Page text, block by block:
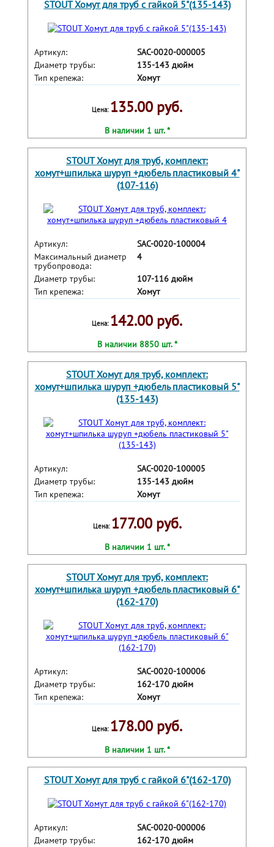
STOUT Хомут для труб с гайкой 5"(135-143)
Артикул:
SAC-0020-000005
Диаметр трубы:
135-143 дюйм
Тип крепежа:
Хомут
Цена: 135.00 руб.
В наличии 1 шт. *
STOUT Хомут для труб, комплект:
хомут+шпилька шуруп +дюбель пластиковый 4"
(107-116)
Артикул:
SAC-0020-100004
Максимальный диаметр
трубопровода:
4
Диаметр трубы:
107-116 дюйм
Тип крепежа:
Хомут
Цена: 142.00 руб.
В наличии 8850 шт. *
STOUT Хомут для труб, комплект:
хомут+шпилька шуруп +дюбель пластиковый 5"
(135-143)
Артикул:
SAC-0020-100005
Диаметр трубы:
135-143 дюйм
Тип крепежа:
Хомут
Цена: 177.00 руб.
В наличии 1 шт. *
STOUT Хомут для труб, комплект:
хомут+шпилька шуруп +дюбель пластиковый 6"
(162-170)
Артикул:
SAC-0020-100006
Диаметр трубы:
162-170 дюйм
Тип крепежа:
Хомут
Цена: 178.00 руб.
В наличии 1 шт. *
STOUT Хомут для труб с гайкой 6"(162-170)
Артикул:
SAC-0020-000006
Диаметр трубы:
162-170 дюйм